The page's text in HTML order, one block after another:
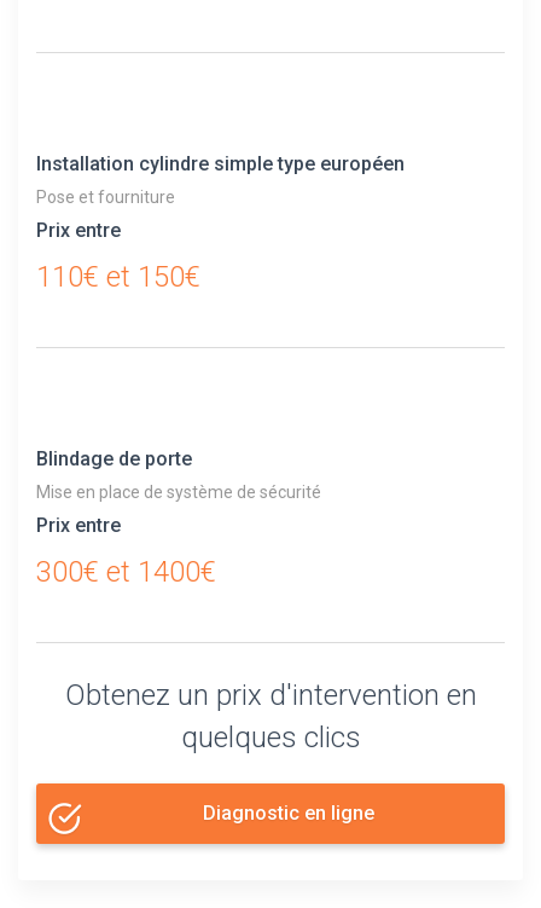
Installation cylindre simple type européen
Pose et fourniture
Prix entre
110€ et 150€
Blindage de porte
Mise en place de système de sécurité
Prix entre
300€ et 1400€
Obtenez un prix d'intervention en
quelques clics
Diagnostic en ligne